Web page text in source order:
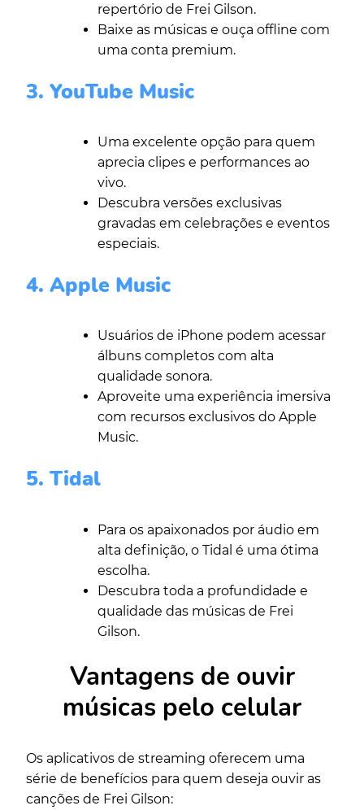
repertório de Frei Gilson.
Baixe as músicas e ouça offline com
uma conta premium.
3. YouTube Music
Uma excelente opção para quem
aprecia clipes e performances ao
vivo.
Descubra versões exclusivas
gravadas em celebrações e eventos
especiais.
4. Apple Music
Usuários de iPhone podem acessar
álbuns completos com alta
qualidade sonora.
Aproveite uma experiência imersiva
com recursos exclusivos do Apple
Music.
5. Tidal
Para os apaixonados por áudio em
alta definição, o Tidal é uma ótima
escolha.
Descubra toda a profundidade e
qualidade das músicas de Frei
Gilson.
Vantagens de ouvir
músicas pelo celular
Os aplicativos de streaming oferecem uma
série de benefícios para quem deseja ouvir as
canções de Frei Gilson: